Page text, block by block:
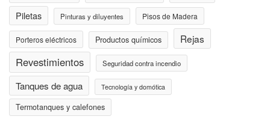
Piletas
Pinturas y diluyentes Pisos de Madera
Porteros eléctricos Productos químicos Rejas
Revestimientos Seguridad contra incendio
Tanques de agua Tecnología y domótica
Termotanques y calefones